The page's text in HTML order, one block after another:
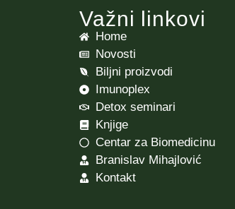
Važni linkovi
Home
Novosti
Biljni proizvodi
Imunoplex
Detox seminari
Knjige
Centar za Biomedicinu
Branislav Mihajlović
Kontakt